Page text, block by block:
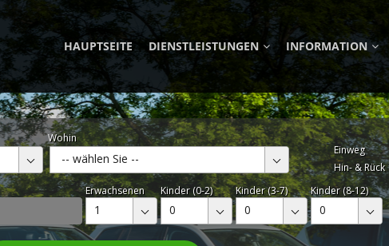
HAUPTSEITE DIENSTLEISTUNGEN INFORMATION
Wohin
-- wählen Sie --
Einweg
Hin- & Rück
Erwachsenen
1
Kinder (0-2)
0
Kinder (3-7)
0
Kinder (8-12)
0